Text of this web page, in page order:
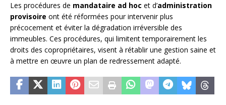
Les procédures de mandataire ad hoc et d’administration
provisoire ont été réformées pour intervenir plus
précocement et éviter la dégradation irréversible des
immeubles. Ces procédures, qui limitent temporairement les
droits des copropriétaires, visent à rétablir une gestion saine et
à mettre en œuvre un plan de redressement adapté.